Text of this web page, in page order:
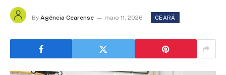
By Agência Cearense maio 11, 2026 CEARÁ